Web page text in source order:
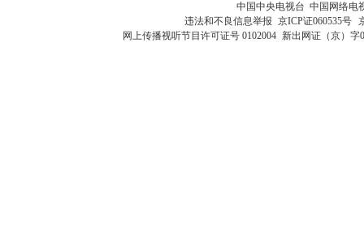
中国中央电视台 中国网络电
违法和不良信息举报 京ICP证060535号
网上传播视听节目许可证号 0102004 新出网证（京）